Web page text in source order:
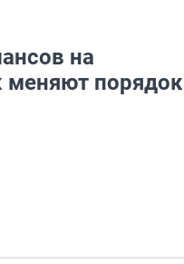
на
меняют порядок